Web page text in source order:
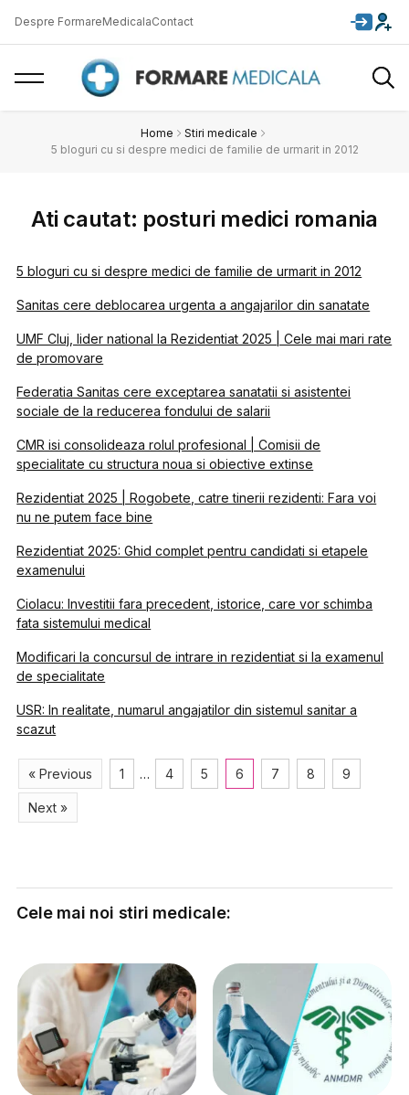
Despre FormareMedicalaContact
Home
Stiri medicale
5 bloguri cu si despre medici de familie de urmarit in 2012
Ati cautat: posturi medici romania
5 bloguri cu si despre medici de familie de urmarit in 2012
Sanitas cere deblocarea urgenta a angajarilor din sanatate
UMF Cluj, lider national la Rezidentiat 2025 | Cele mai mari rate
de promovare
Federatia Sanitas cere exceptarea sanatatii si asistentei
sociale de la reducerea fondului de salarii
CMR isi consolideaza rolul profesional | Comisii de
specialitate cu structura noua si obiective extinse
Rezidentiat 2025 | Rogobete, catre tinerii rezidenti: Fara voi
nu ne putem face bine
Rezidentiat 2025: Ghid complet pentru candidati si etapele
examenului
Ciolacu: Investitii fara precedent, istorice, care vor schimba
fata sistemului medical
Modificari la concursul de intrare in rezidentiat si la examenul
de specialitate
USR: In realitate, numarul angajatilor din sistemul sanitar a
scazut
« Previous 1 … 4 5 6 7 8 9
Next »
Cele mai noi stiri medicale: